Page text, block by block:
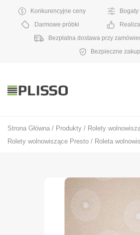
Konkurencyjne ceny
Darmowe próbki
Bezpłatna dostawa przy
Bezpieczne
Strona Główna / Produkty / Rolety
Rolety wolnowiszące Presto / Roleta